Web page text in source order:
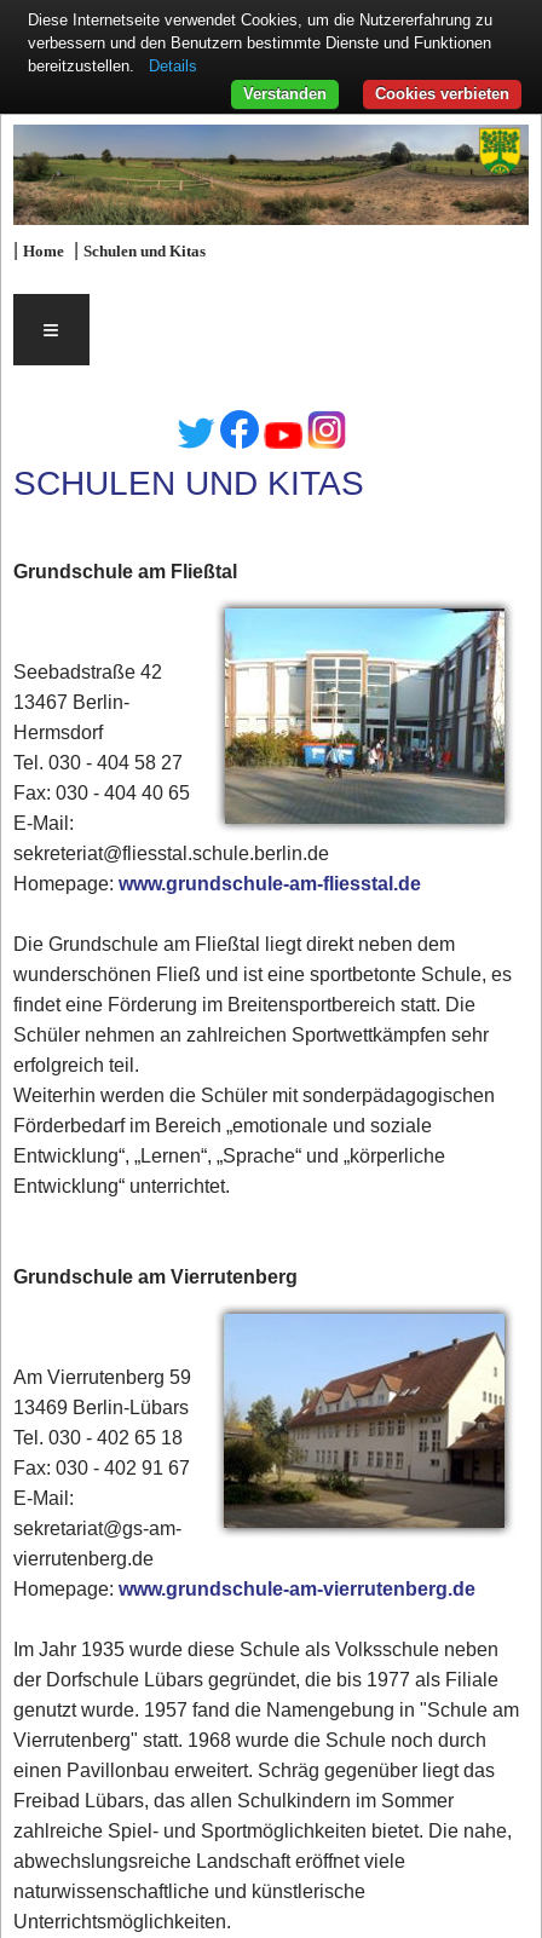
|Home |Schulen und Kitas
≡
SCHULEN UND KITAS
Grundschule am Fließtal
Seebadstraße 42
13467 Berlin-
Hermsdorf
Tel. 030 - 404 58 27
Fax: 030 - 404 40 65
E-Mail:
sekreteriat@fliesstal.schule.berlin.de
Homepage:www.grundschule-am-fliesstal.de
Die Grundschule am Fließtal liegt direkt neben dem
wunderschönen Fließ und ist eine sportbetonte Schule, es
findet eine Förderung im Breitensportbereich statt. Die
Schüler nehmen an zahlreichen Sportwettkämpfen sehr
erfolgreich teil.
Weiterhin werden die Schüler mit sonderpädagogischen
Förderbedarf im Bereich „emotionale und soziale
Entwicklung“, „Lernen“, „Sprache“ und „körperliche
Entwicklung“ unterrichtet.
Grundschule am Vierrutenberg
Am Vierrutenberg 59
13469 Berlin-Lübars
Tel. 030 - 402 65 18
Fax: 030 - 402 91 67
E-Mail:
sekretariat@gs-am-
vierrutenberg.de
Homepage:www.grundschule-am-vierrutenberg.de
Im Jahr 1935 wurde diese Schule als Volksschule neben
der Dorfschule Lübars gegründet, die bis 1977 als Filiale
genutzt wurde. 1957 fand die Namengebung in "Schule am
Vierrutenberg" statt. 1968 wurde die Schule noch durch
einen Pavillonbau erweitert. Schräg gegenüber liegt das
Freibad Lübars, das allen Schulkindern im Sommer
zahlreiche Spiel- und Sportmöglichkeiten bietet. Die nahe,
abwechslungsreiche Landschaft eröffnet viele
naturwissenschaftliche und künstlerische
Unterrichtsmöglichkeiten.
Diese Internetseite verwendet Cookies, um die Nutzererfahrung zu
verbessern und den Benutzern bestimmte Dienste und Funktionen
bereitzustellen.
Details
Cookies verbieten
Verstanden